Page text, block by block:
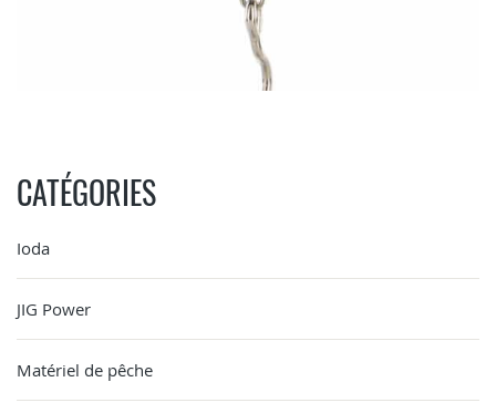
CATÉGORIES
Ioda
JIG Power
Matériel de pêche